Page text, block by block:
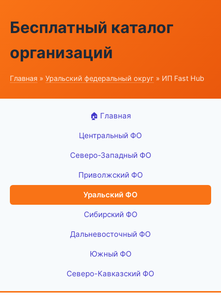
Бесплатный каталог
организаций
Главная » Уральский федеральный округ » ИП Fast Hub
🏠 Главная
Центральный ФО
Северо-Западный ФО
Приволжский ФО
Уральский ФО
Сибирский ФО
Дальневосточный ФО
Южный ФО
Северо-Кавказский ФО